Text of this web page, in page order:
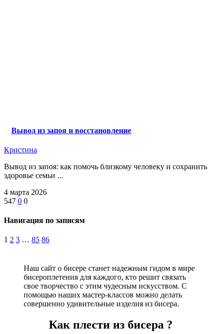
Вывод из запоя и восстановление
Кристина
Вывод из запоя: как помочь близкому человеку и сохранить
здоровье семьи ...
4 марта 2026
547 0 0
Навигация по записям
1 2 3 … 85 86
Наш сайт о бисере станет надежным гидом в мире
бисероплетения для каждого, кто решит связать
свое творчество с этим чудесным искусством. С
помощью наших мастер-классов можно делать
совершенно удивительные изделия из бисера.
Как плести из бисера ?